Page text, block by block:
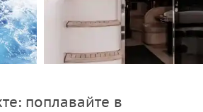
поплавайте в